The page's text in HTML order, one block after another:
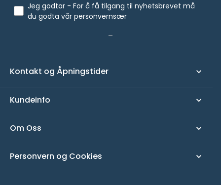
Jeg godtar - For å få tilgang til nyhetsbrevet må
du godta vår personvernsær
Kontakt og Åpningstider
Kundeinfo
Om Oss
Personvern og Cookies